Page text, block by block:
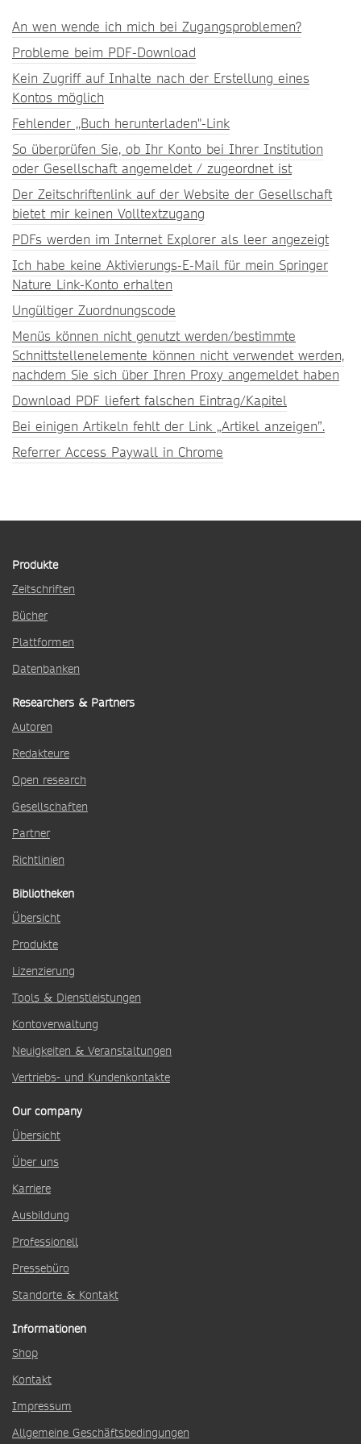
An wen wende ich mich bei Zugangsproblemen?
Probleme beim PDF-Download
Kein Zugriff auf Inhalte nach der Erstellung eines
Kontos möglich
Fehlender ,,Buch herunterladen"-Link
So überprüfen Sie, ob Ihr Konto bei Ihrer Institution
oder Gesellschaft angemeldet / zugeordnet ist
Der Zeitschriftenlink auf der Website der Gesellschaft
bietet mir keinen Volltextzugang
PDFs werden im Internet Explorer als leer angezeigt
Ich habe keine Aktivierungs-E-Mail für mein Springer
Nature Link-Konto erhalten
Ungültiger Zuordnungscode
Menüs können nicht genutzt werden/bestimmte
Schnittstellenelemente können nicht verwendet werden,
nachdem Sie sich über Ihren Proxy angemeldet haben
Download PDF liefert falschen Eintrag/Kapitel
Bei einigen Artikeln fehlt der Link „Artikel anzeigen”.
Referrer Access Paywall in Chrome
Produkte
Zeitschriften
Bücher
Plattformen
Datenbanken
Researchers & Partners
Autoren
Redakteure
Open research
Gesellschaften
Partner
Richtlinien
Bibliotheken
Übersicht
Produkte
Lizenzierung
Tools & Dienstleistungen
Kontoverwaltung
Neuigkeiten & Veranstaltungen
Vertriebs- und Kundenkontakte
Our company
Übersicht
Über uns
Karriere
Ausbildung
Professionell
Pressebüro
Standorte & Kontakt
Informationen
Shop
Kontakt
Impressum
Allgemeine Geschäftsbedingungen